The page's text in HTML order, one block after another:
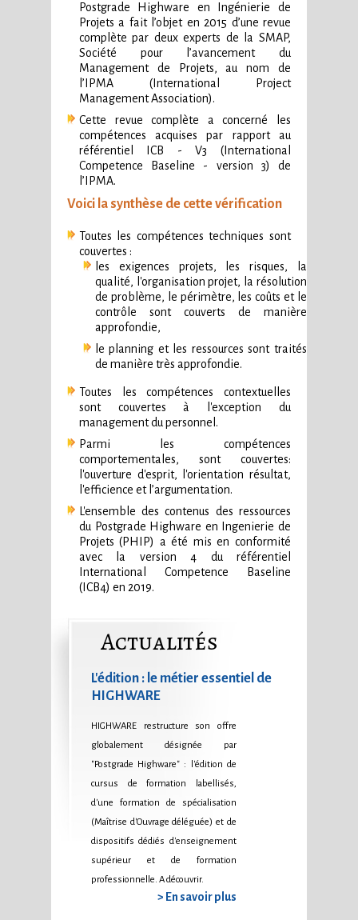
Postgrade Highware en Ingénierie de
Projets a fait l’objet en 2015 d’une revue
complète par deux experts de la SMAP,
Société pour l’avancement du
Management de Projets, au nom de
l’IPMA (International Project
Management Association).
Cette revue complète a concerné les
compétences acquises par rapport au
référentiel ICB - V3 (International
Competence Baseline - version 3) de
l’IPMA.
Voici la synthèse de cette vérification
Toutes les compétences techniques sont
couvertes :
les exigences projets, les risques, la
qualité, l'organisation projet, la résolution
de problème, le périmètre, les coûts et le
contrôle sont couverts de manière
approfondie,
le planning et les ressources sont traités
de manière très approfondie.
Toutes les compétences contextuelles
sont couvertes à l'exception du
management du personnel.
Parmi les compétences
comportementales, sont couvertes:
l'ouverture d'esprit, l'orientation résultat,
l'efficience et l’argumentation.
L'ensemble des contenus des ressources
du Postgrade Highware en Ingenierie de
Projets (PHIP) a été mis en conformité
avec la version 4 du référentiel
International Competence Baseline
(ICB4) en 2019.
Actualités
L'édition : le métier essentiel de
HIGHWARE
HIGHWARE restructure son offre
globalement désignée par
"Postgrade Highware" : l'édition de
cursus de formation labellisés,
d'une formation de spécialisation
(Maîtrise d'Ouvrage déléguée) et de
dispositifs dédiés d'enseignement
supérieur et de formation
professionnelle. A découvrir.
> En savoir plus